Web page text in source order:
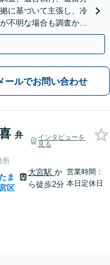
に基づいて主張し、冷
不明な場合も調査から
ールでお問い合わせ
弁
インタビューを
見る
所
ま
区
大宮駅 か
ら徒歩2分
営業時間：
本日定休日